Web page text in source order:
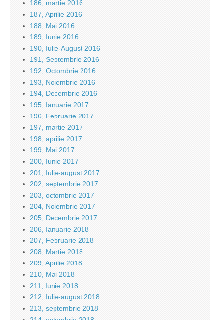
186, martie 2016
187, Aprilie 2016
188, Mai 2016
189, Iunie 2016
190, Iulie-August 2016
191, Septembrie 2016
192, Octombrie 2016
193, Noiembrie 2016
194, Decembrie 2016
195, Ianuarie 2017
196, Februarie 2017
197, martie 2017
198, aprilie 2017
199, Mai 2017
200, Iunie 2017
201, Iulie-august 2017
202, septembrie 2017
203, octombrie 2017
204, Noiembrie 2017
205, Decembrie 2017
206, Ianuarie 2018
207, Februarie 2018
208, Martie 2018
209, Aprilie 2018
210, Mai 2018
211, Iunie 2018
212, Iulie-august 2018
213, septembrie 2018